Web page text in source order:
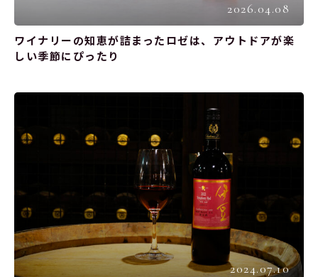
2026.04.08
ワイナリーの知恵が詰まったロゼは、アウトドアが楽
しい季節にぴったり
2024.07.10